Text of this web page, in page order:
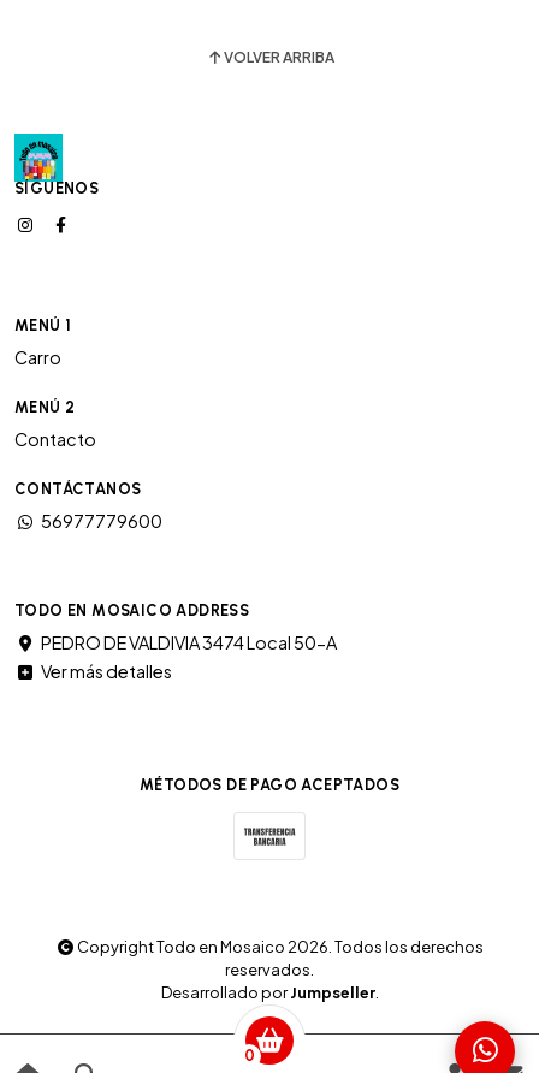
0
VOLVER ARRIBA
SÍGUENOS
MENÚ 1
Carro
MENÚ 2
Contacto
CONTÁCTANOS
56977779600
TODO EN MOSAICO ADDRESS
PEDRO DE VALDIVIA 3474 Local 50-A
Ver más detalles
MÉTODOS DE PAGO ACEPTADOS
Copyright Todo en Mosaico 2026. Todos los derechos
reservados.
Desarrollado porJumpseller.